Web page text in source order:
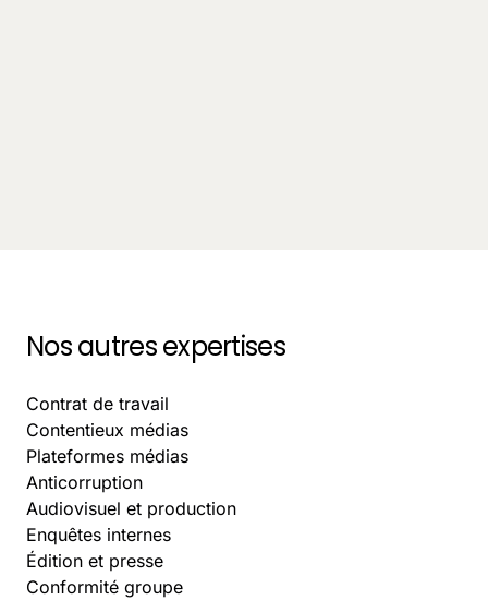
Nos autres expertises
Contrat de travail
Contentieux médias
Plateformes médias
Anticorruption
Audiovisuel et production
Enquêtes internes
Édition et presse
Conformité groupe